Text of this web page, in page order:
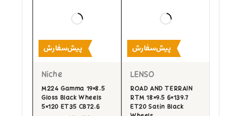
پیش‌سفارش
LENSO
ROAD AND TERRAIN
RTM 18×9.5 6×139.7
ET20 Satin Black
پیش‌سفارش
Niche
M224 Gamma 19×8.5
Gloss Black Wheels
5×120 ET35 CB72.6